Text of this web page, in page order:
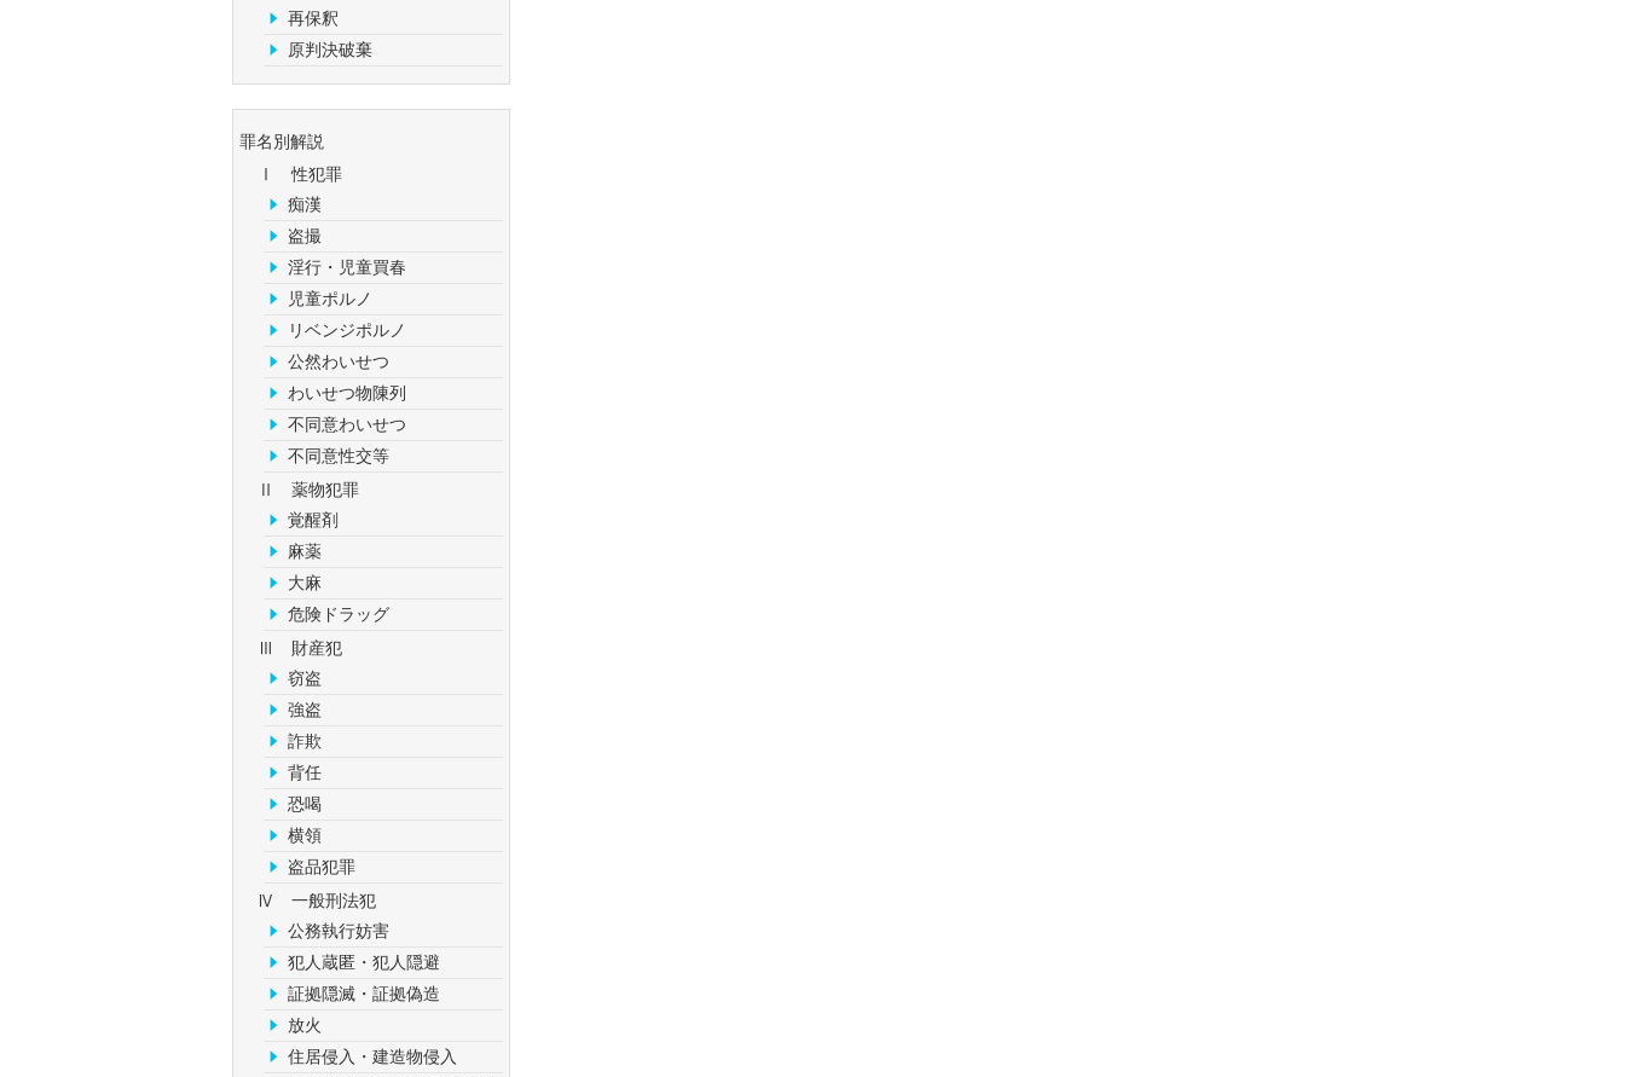
再保釈
原判決破棄
罪名別解説
Ⅰ 性犯罪
痴漢
盗撮
淫行・児童買春
児童ポルノ
リベンジポルノ
公然わいせつ
わいせつ物陳列
不同意わいせつ
不同意性交等
Ⅱ 薬物犯罪
覚醒剤
麻薬
大麻
危険ドラッグ
Ⅲ 財産犯
窃盗
強盗
詐欺
背任
恐喝
横領
盗品犯罪
Ⅳ 一般刑法犯
公務執行妨害
犯人蔵匿・犯人隠避
証拠隠滅・証拠偽造
放火
住居侵入・建造物侵入